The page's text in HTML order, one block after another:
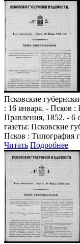
Псковские
: 16 января. - Псков :
Правления, 1852. - 6
газеты: Псковские
Псков : Типография
Читать Подробнее